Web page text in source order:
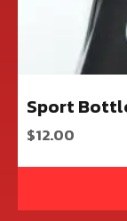
Sport
$12.00